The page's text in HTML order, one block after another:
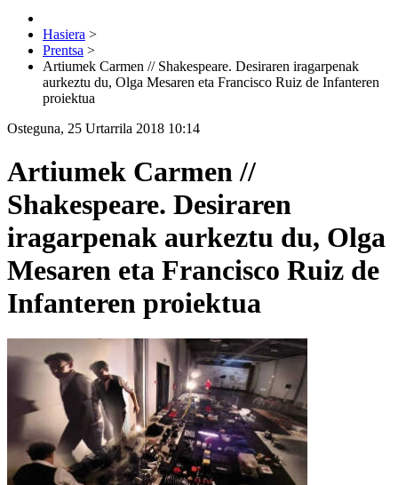
Hasiera >
Prentsa >
Artiumek Carmen // Shakespeare. Desiraren iragarpenak
aurkeztu du, Olga Mesaren eta Francisco Ruiz de Infanteren
proiektua
Osteguna, 25 Urtarrila 2018 10:14
Artiumek Carmen //
Shakespeare. Desiraren
iragarpenak aurkeztu du, Olga
Mesaren eta Francisco Ruiz de
Infanteren proiektua